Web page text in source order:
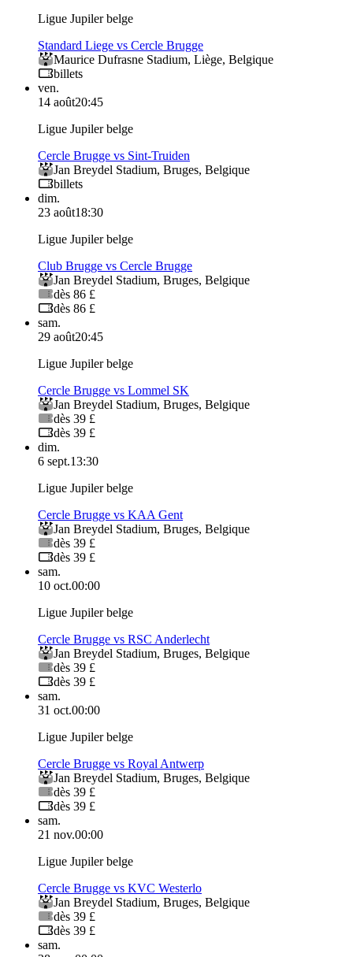
Ligue Jupiler belge
Standard Liege vs Cercle Brugge
Maurice Dufrasne Stadium, Liège, Belgique
billets
ven.
14 août20:45
Ligue Jupiler belge
Cercle Brugge vs Sint-Truiden
Jan Breydel Stadium, Bruges, Belgique
billets
dim.
23 août18:30
Ligue Jupiler belge
Club Brugge vs Cercle Brugge
Jan Breydel Stadium, Bruges, Belgique
dès 86 £
dès 86 £
sam.
29 août20:45
Ligue Jupiler belge
Cercle Brugge vs Lommel SK
Jan Breydel Stadium, Bruges, Belgique
dès 39 £
dès 39 £
dim.
6 sept.13:30
Ligue Jupiler belge
Cercle Brugge vs KAA Gent
Jan Breydel Stadium, Bruges, Belgique
dès 39 £
dès 39 £
sam.
10 oct.00:00
Ligue Jupiler belge
Cercle Brugge vs RSC Anderlecht
Jan Breydel Stadium, Bruges, Belgique
dès 39 £
dès 39 £
sam.
31 oct.00:00
Ligue Jupiler belge
Cercle Brugge vs Royal Antwerp
Jan Breydel Stadium, Bruges, Belgique
dès 39 £
dès 39 £
sam.
21 nov.00:00
Ligue Jupiler belge
Cercle Brugge vs KVC Westerlo
Jan Breydel Stadium, Bruges, Belgique
dès 39 £
dès 39 £
sam.